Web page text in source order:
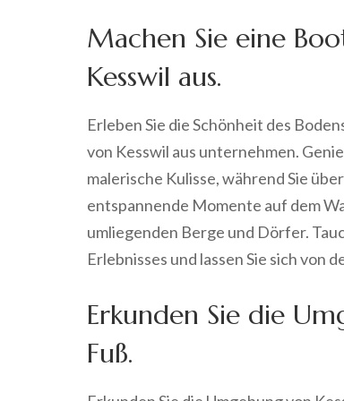
Machen Sie eine
Kesswil aus.
Erleben Sie die Schönheit des
von Kesswil aus unternehmen.
malerische Kulisse, während Sie
entspannende Momente auf dem
umliegenden Berge und Dörfer.
Erlebnisses und lassen Sie sich von
Erkunden Sie die
Fuß.